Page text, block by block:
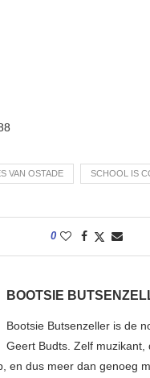
VAN OSTADE SCHOOL IS
0
BOOTSIE
Bootsie Butsenzeller is de
Geert Budts. Zelf muzikant,
en dus meer dan genoeg